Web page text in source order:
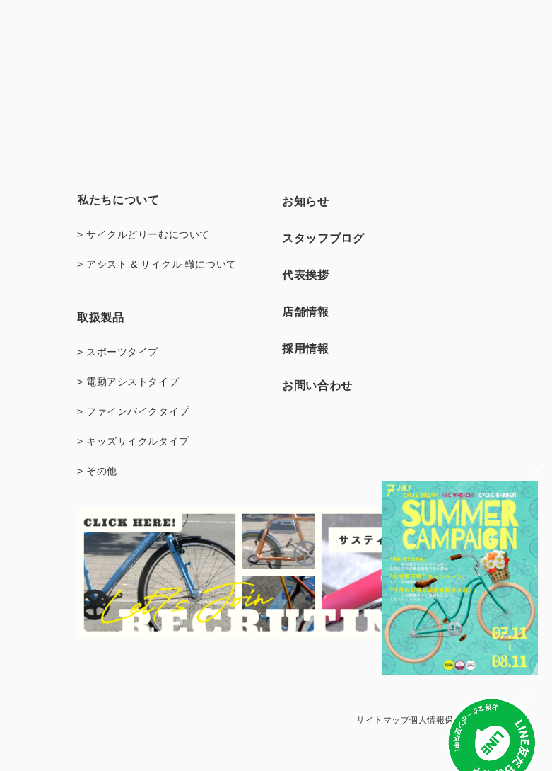
私たちについて
> サイクルどりーむについて
> アシスト & サイクル 轍について
取扱製品
> スポーツタイプ
> 電動アシストタイプ
> ファインバイクタイプ
> キッズサイクルタイプ
> その他
お知らせ
スタッフブログ
代表挨拶
店舗情報
採用情報
お問い合わせ
サイトマップ個人情報保護方針